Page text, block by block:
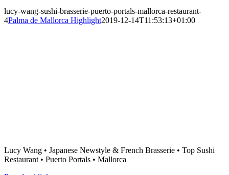
lucy-wang-sushi-brasserie-puerto-portals-mallorca-restaurant-
4Palma de Mallorca Highlight2019-12-14T11:53:13+01:00
Lucy Wang • Japanese Newstyle & French Brasserie • Top Sushi
Restaurant • Puerto Portals • Mallorca